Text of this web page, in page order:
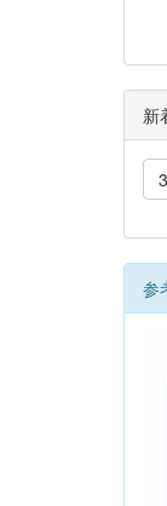
新
参